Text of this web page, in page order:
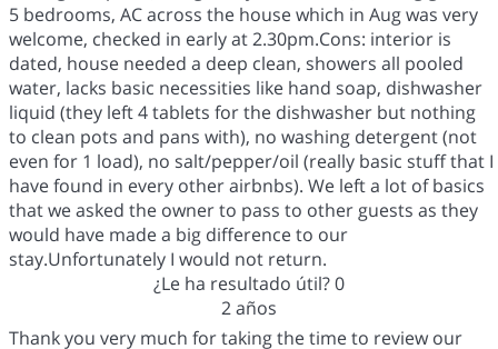
5 bedrooms, AC across the house which in Aug was very
welcome, checked in early at 2.30pm.Cons: interior is
dated, house needed a deep clean, showers all pooled
water, lacks basic necessities like hand soap, dishwasher
liquid (they left 4 tablets for the dishwasher but nothing
to clean pots and pans with), no washing detergent (not
even for 1 load), no salt/pepper/oil (really basic stuff that I
have found in every other airbnbs). We left a lot of basics
that we asked the owner to pass to other guests as they
would have made a big difference to our
stay.Unfortunately I would not return.
¿Le ha resultado útil?0
2 años
Thank you very much for taking the time to review our